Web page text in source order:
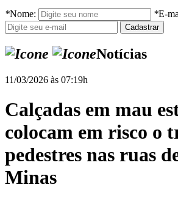
*Nome: *E-
Notícias
11/03/2026 às 07:19h
Calçadas em mau
colocam em risco o
pedestres nas ruas
Minas